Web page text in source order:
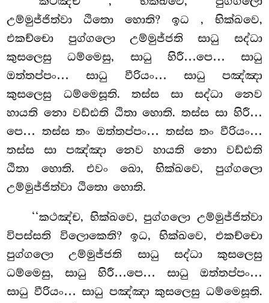
උම්මුජ්ජිත්වා ඨිතො හොති? ඉධ , භික්ඛවෙ,
එකච්චො පුග්ගලො උම්මුජ්ජති සාධු සද්ධා
කුසලෙසු ධම්මෙසු, සාධු හිරී…පෙ… සාධු
ඔත්තප්පං… සාධු වීරියං… සාධු පඤ්ඤා
කුසලෙසු ධම්මෙසූති. තස්ස සා සද්ධා නෙව
හායති නො වඩ්ඪති ඨිතා හොති. තස්ස සා හිරී…
පෙ… තස්ස තං ඔත්තප්පං… තස්ස තං වීරියං…
තස්ස සා පඤ්ඤා නෙව හායති නො වඩ්ඪති
ඨිතා හොති. එවං ඛො, භික්ඛවෙ, පුග්ගලො
උම්මුජ්ජිත්වා ඨිතො හොති.
‘‘කථඤ්ච, භික්ඛවෙ, පුග්ගලො උම්මුජ්ජිත්වා
විපස්සති විලොකෙති? ඉධ, භික්ඛවෙ, එකච්චො
පුග්ගලො උම්මුජ්ජති සාධු සද්ධා කුසලෙසු
ධම්මෙසු, සාධු හිරී…පෙ… සාධු ඔත්තප්පං…
සාධු වීරියං… සාධු පඤ්ඤා කුසලෙසු ධම්මෙසූති.